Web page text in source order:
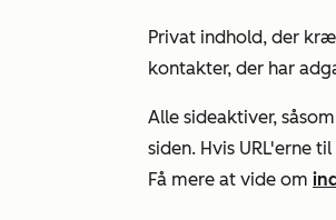
Privat indhold, der
kontakter, der har
Alle sideaktiver,
siden. Hvis URL'erne
Få mere at vide om